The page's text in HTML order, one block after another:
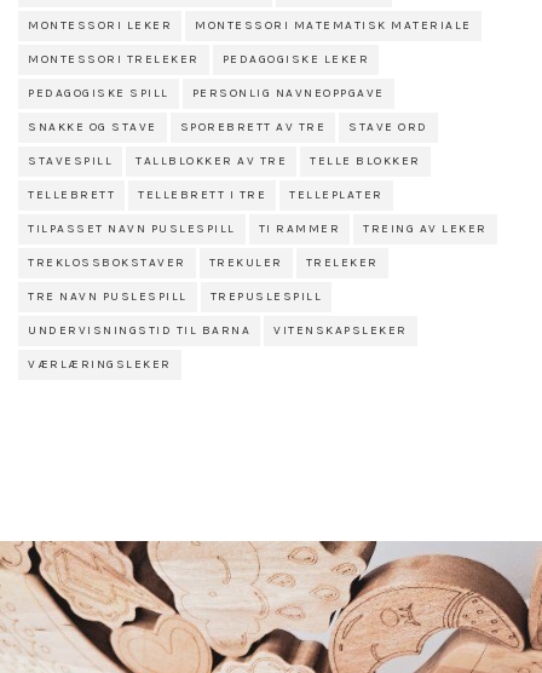
MONTESSORI LEKER MONTESSORI MATEMATISK MATERIALE
MONTESSORI TRELEKER PEDAGOGISKE LEKER
PEDAGOGISKE SPILL PERSONLIG NAVNEOPPGAVE
SNAKKE OG STAVE SPOREBRETT AV TRE STAVE ORD
STAVESPILL TALLBLOKKER AV TRE TELLE BLOKKER
TELLEBRETT TELLEBRETT I TRE TELLEPLATER
TILPASSET NAVN PUSLESPILL TI RAMMER TREING AV LEKER
TREKLOSSBOKSTAVER TREKULER TRELEKER
TRE NAVN PUSLESPILL TREPUSLESPILL
UNDERVISNINGSTID TIL BARNA VITENSKAPSLEKER
VÆRLÆRINGSLEKER